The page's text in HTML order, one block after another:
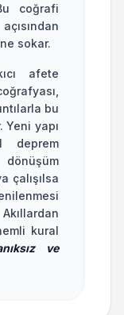
coğrafi
sokar.
afete
bu
Yeni yapı
deprem
çalışılsa
kural
ve